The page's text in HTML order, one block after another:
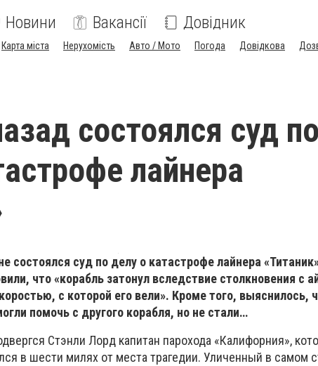
Новини Вакансії Довідник
Карта міста Нерухомість Авто / Мото Погода Довідкова
состоялся суд по
лайнера
состоялся суд по делу о катастрофе лайнера
что «корабль затонул вследствие столкновения с
с которой его вели». Кроме того, выяснилось,
помочь с другого корабля, но не стали…
Стэнли Лорд капитан парохода «Калифорния»,
в шести милях от места трагедии. Уличенный в самом